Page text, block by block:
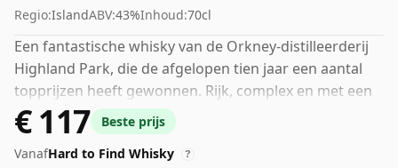
Regio:IslandABV:43%Inhoud:70cl
Een fantastische whisky van de Orkney-distilleerderij
Highland Park, die de afgelopen tien jaar een aantal
topprijzen heeft gewonnen. Rijk, complex en met een
voortreffelijk mondgevoel is deze whisky geliefd bij
zowel kenners als informele whiskydrinkers. Een van
de beste 18 jaar oude Schotse whisky's op de markt,
€ 117
Beste prijs
VanafHard to Find Whisky ?